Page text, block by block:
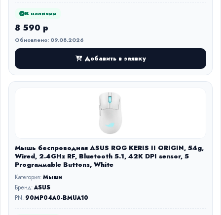
В наличии
8 590 р
Обновлено: 09.08.2026
Добавить в заявку
Мышь беспроводная ASUS ROG KERIS II ORIGIN, 54g,
Wired, 2.4GHz RF, Bluetooth 5.1, 42K DPI sensor, 5
Prograммable Buttons, White
Категория:Мыши
Бренд:ASUS
PN: 90MP04A0-BMUA10